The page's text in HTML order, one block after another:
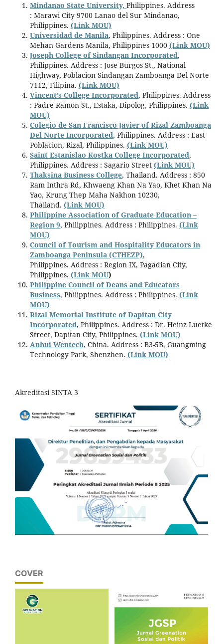
Mindanao State University, Philippines. Address
: Marawi City 9700 Lanao del Sur Mindanao,
Philippines. (Link MOU)
Universidad de Manila, Philippines. Address : One
Mehan Gardens Manila, Philippines 1000 (Link MOU)
Joseph College of Sindangan Incorporated,
Philippines. Address : Jose Burgos St., National
Highway, Poblacion Sindangan Zamboanga Del Norte
7112, Filipina. (Link MOU)
Vincent’s College Incorporated, Philippines. Address
: Padre Ramon St., Estaka, Dipolog, Philippines. (Link
MOU)
Colegio de San Francisco Javier of Rizal Zamboanga
Del Norte Incorporated, Philippines. Address : East
Poblacion, Rizal, Philippines. (Link MOU)
Saint Estanislao Kostka College Incorporated,
Philippines. Address : Sagario Street (Link MOU)
Thaksina Business College, Thailand. Address : 850
Ram Inthra Rd, Khwaeng Khan Na Yao, Khet Khan Na
Yao, Krung Thep Maha Nakhon 10230,
Thailand. (Link MOU)
Philippine Association of Graduate Education –
Region 9, Philippines. Address : Philippines. (Link
MOU)
Council of Tourism and Hospitality Educators in
Zamboanga Peninsula (CTHEZP),
Philippines. Address : Region IX, Pagadian City,
Philippines. (Link MOU)
Philippine Council of Deans and Educators
Business, Philippines. Address : Philippines. (Link
MOU)
Rizal Memorial Institute of Dapitan City
Incorporated, Philippines. Address : Dr. Heinz Luetke
Street, Dapitan City, Philippines. (Link MOU)
Anhui Wentech, China. Address : B3-5B, Guangming
Technology Park, Shenzhen. (Link MOU)
Akreditasi SINTA 3
COVER